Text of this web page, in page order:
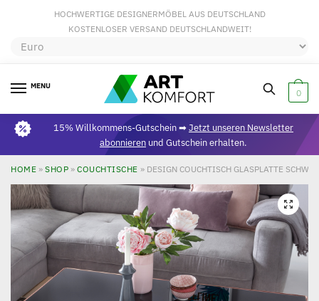
HOCHWERTIGE DESIGNERMÖBEL AUS DEUTSCHLAND
KOSTENLOSER VERSAND DEUTSCHLANDWEIT!
MENU
0
15% Willkommens-Gutschein ➡Jetzt unseren Newsletter
abonnieren und Gutschein erhalten.
HOME » SHOP » COUCHTISCHE » DESIGN COUCHTISCH GLASPLATTE
🔍